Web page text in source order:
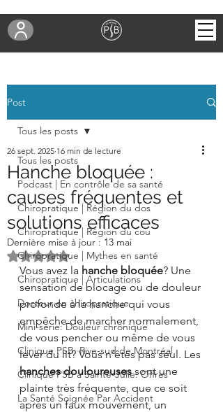
Post
Tous les posts
Podcast | En contrôle de sa santé
Chiropratique | Région du dos
Chiropratique | Région du cou
Chiropratique | Mythes en santé
Chiropratique | Articulations
Docteur en chiropratique
Mini-série: Douleur chronique
Clinique PSB: Rive-sud de Montréal
Clinique PSB à Sainte-Julie: Offres
La Santé Soignée Par Accident
Tous les posts
Hanche bloquée :
causes fréquentes et
solutions efficaces
26 sept. 2025 16 min de lecture
Dernière mise à jour : 13 mai
Noté NaN étoiles sur 5.
Vous avez la hanche bloquée? Une
sensation de blocage ou de douleur
profonde à la hanche qui vous
empêche de marcher normalement,
de vous pencher ou même de vous
lever du lit? Vous n’êtes pas seul. Les
hanches douloureuses sont une
plainte très fréquente, que ce soit
après un faux mouvement, un